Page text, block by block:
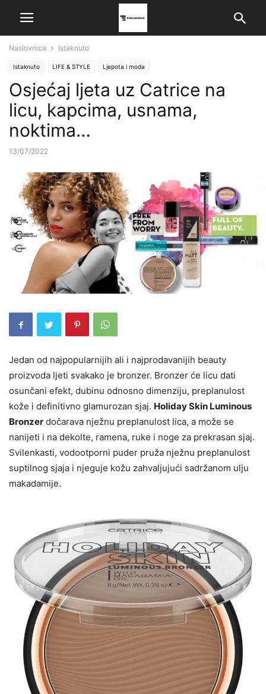
Naslovnica Istaknuto
Istaknuto LIFE & STYLE Ljepota i moda
Osjećaj ljeta uz Catrice na
licu, kapcima, usnama,
noktima…
13/07/2022
Jedan od najpopularnijih ali i najprodavanijih beauty
proizvoda ljeti svakako je bronzer. Bronzer će licu dati
osunčani efekt, dubinu odnosno dimenziju, preplanulost
kože i definitivno glamurozan sjaj. Holiday Skin Luminous
Bronzer dočarava nježnu preplanulost lica, a može se
nanijeti i na dekolte, ramena, ruke i noge za prekrasan sjaj.
Svilenkasti, vodootporni puder pruža nježnu preplanulost
suptilnog sjaja i njeguje kožu zahvaljujući sadržanom ulju
makadamije.